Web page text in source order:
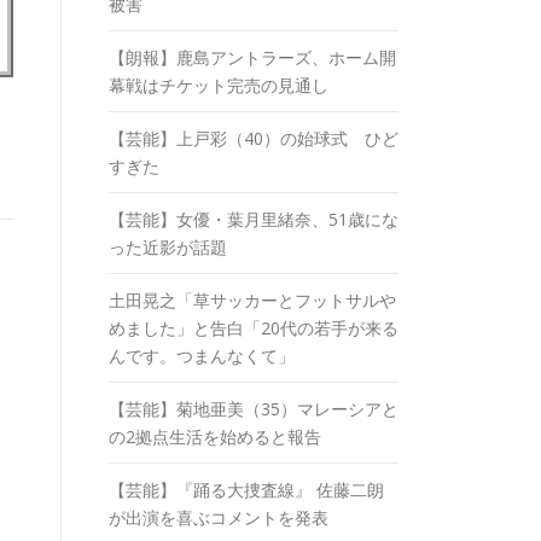
【朗報】鹿島アントラーズ、ホーム開
幕戦はチケット完売の見通し
【芸能】上戸彩（40）の始球式 ひど
すぎた
【芸能】女優・葉月里緒奈、51歳にな
った近影が話題
土田晃之「草サッカーとフットサルや
めました」と告白「20代の若手が来る
んです。つまんなくて」
【芸能】菊地亜美（35）マレーシアと
の2拠点生活を始めると報告
【芸能】『踊る大捜査線』 佐藤二朗
が出演を喜ぶコメントを発表